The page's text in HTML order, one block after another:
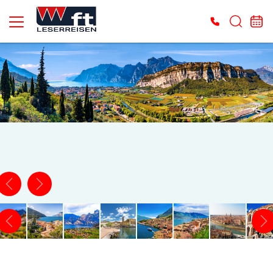
Es konnten keine gültigen Angebote gefunden werden. Bitte wenden Sie sich an
unser Service-Center.